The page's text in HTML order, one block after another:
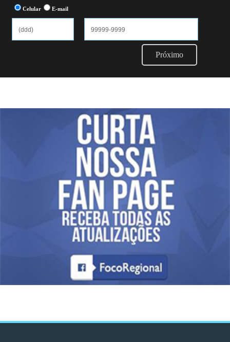
Celular E-mail
Próximo